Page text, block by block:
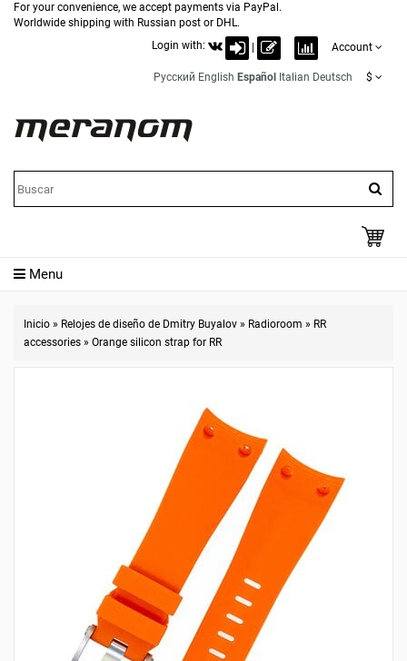
For your convenience, we accept payments via PayPal.
Worldwide shipping with Russian post or DHL.
Login with:
Account
Русский English Español Italian Deutsch $
Menu
Inicio » Relojes de diseño de Dmitry Buyalov » Radioroom » RR
accessories » Orange silicon strap for RR